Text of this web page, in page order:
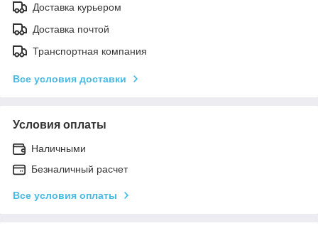
Доставка курьером
Доставка почтой
Транспортная компания
Все условия доставки
Условия оплаты
Наличными
Безналичный расчет
Все условия оплаты